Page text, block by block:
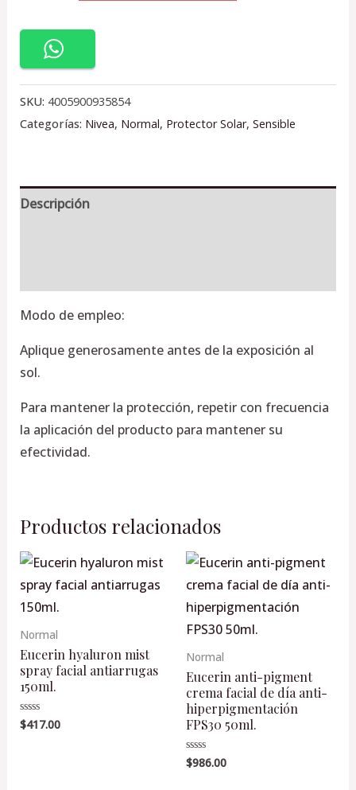
SKU: 4005900935854
Categorías: Nivea, Normal, Protector Solar, Sensible
Descripción
Modo de empleo:
Aplique generosamente antes de la exposición al
sol.
Para mantener la protección, repetir con frecuencia
la aplicación del producto para mantener su
efectividad.
Productos relacionados
Normal
Eucerin hyaluron mist
spray facial antiarrugas
150ml.
Valorado
en
$417.00
Normal
Eucerin anti-pigment
crema facial de día anti-
hiperpigmentación
FPS30 50ml.
Valorado
en
$986.00